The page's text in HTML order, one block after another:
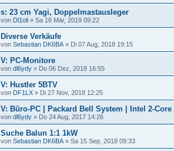
s: 23 cm Yagi, Doppelmastausleger
von Dl1oli » Sa 16 Mär, 2019 09:22
Diverse Verkäufe
von Sebastian DK6BA » Di 07 Aug, 2018 19:15
V: PC-Monitore
von dl6ydy » Do 06 Dez, 2018 16:55
V: Hustler 5BTV
von DF1LX » Di 27 Nov, 2018 12:25
V: Büro-PC | Packard Bell System | Intel 2-Core
von dl6ydy » Do 24 Aug, 2017 14:26
Suche Balun 1:1 1kW
von Sebastian DK6BA » Sa 15 Sep, 2018 09:33